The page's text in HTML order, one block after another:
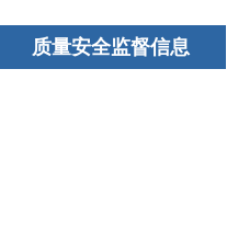
质量安全监督信息